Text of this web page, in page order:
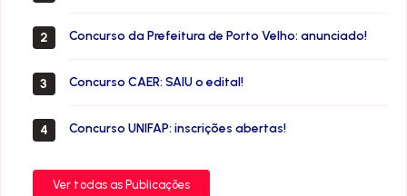
2 Concurso da Prefeitura de Porto Velho: anunciado!
3 Concurso CAER: SAIU o edital!
4 Concurso UNIFAP: inscrições abertas!
Ver todas as Publicações